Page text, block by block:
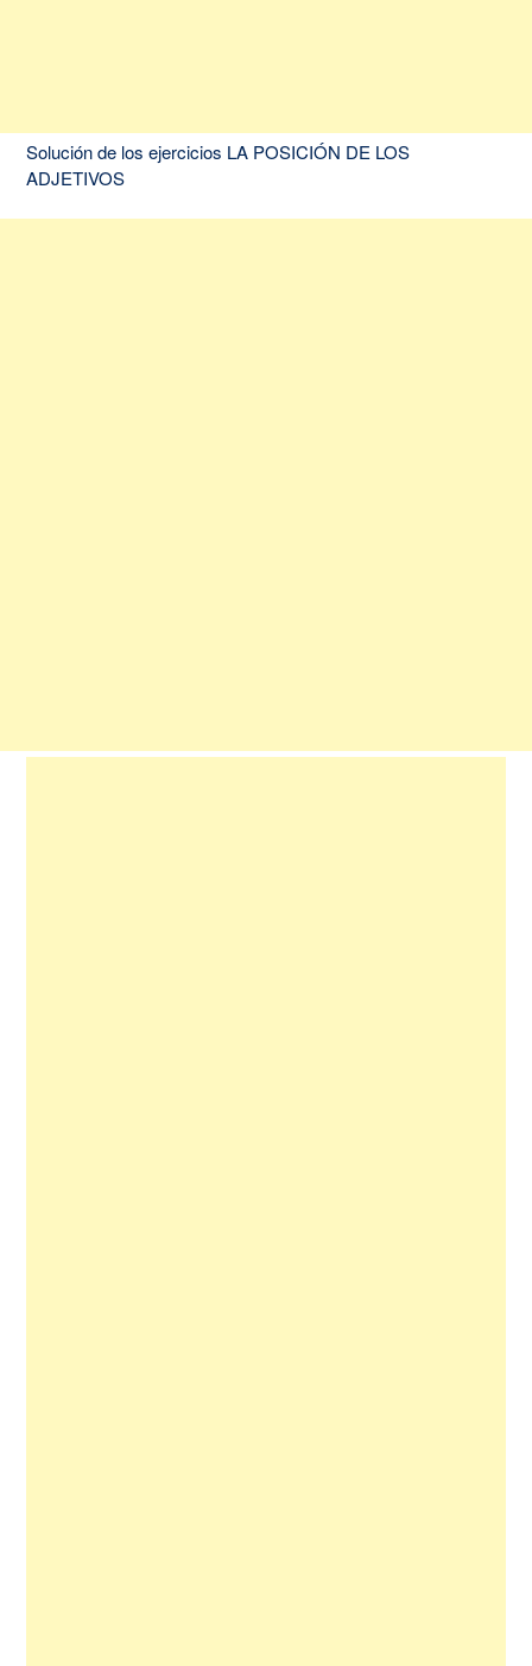
Solución de los ejercicios LA POSICIÓN DE LOS
ADJETIVOS